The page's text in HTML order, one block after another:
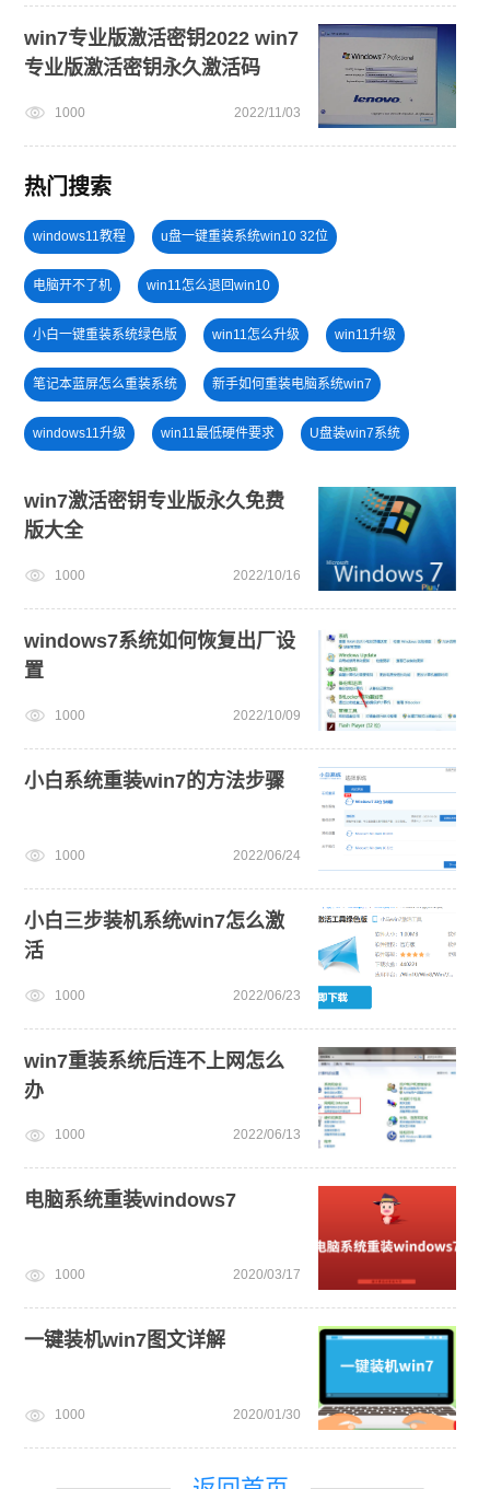
win7专业版激活密钥2022 win7
专业版激活密钥永久激活码
1000 2022/11/03
热门搜索
windows11教程 u盘一键重装系统win10 32位
电脑开不了机 win11怎么退回win10
小白一键重装系统绿色版 win11怎么升级 win11升级
笔记本蓝屏怎么重装系统 新手如何重装电脑系统win7
windows11升级 win11最低硬件要求 U盘装win7系统
win7系统安装教程
win7系统重装 安装win10系统
win7激活密钥专业版永久免费
版大全
1000 2022/10/16
windows7系统如何恢复出厂设
置
1000 2022/10/09
小白系统重装win7的方法步骤
1000 2022/06/24
小白三步装机系统win7怎么激
活
1000 2022/06/23
win7重装系统后连不上网怎么
办
1000 2022/06/13
电脑系统重装windows7
1000 2020/03/17
一键装机win7图文详解
1000 2020/01/30